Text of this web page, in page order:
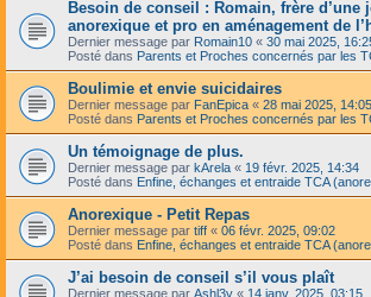
Besoin de conseil : Romain, frère d’une
anorexique et pro en aménagement de
Dernier message par Romain10 « 30 mai 2025,
Posté dans Parents et Proches concernés par les
Boulimie et envie suicidaires
Dernier message par FanEpica « 28 mai 2025, 14:05
Posté dans Parents et Proches concernés par les
Un témoignage de plus.
Dernier message par kArela « 19 févr. 2025, 14:34
Posté dans Enfine, échanges et entraide TCA
Anorexique - Petit Repas
Dernier message par tiff « 06 févr. 2025, 09:02
Posté dans Enfine, échanges et entraide TCA
J’ai besoin de conseil s’il vous plaît
Dernier message par Ashl3y « 14 janv. 2025, 03:15